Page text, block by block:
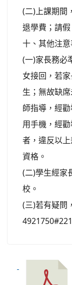
(二) 上課期
退學費；請
十、其他注意
(一)家長務必
女接回，若
生；無故缺
師指導，經
用手機，經
者，違反以
資格。
(二)學生經家
校。
(三)若有疑問